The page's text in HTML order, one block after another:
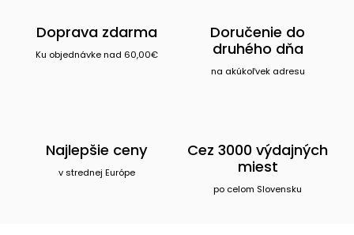
Doprava zdarma
Ku objednávke nad 60,00€
Doručenie do
druhého dňa
na akúkoľvek adresu
Najlepšie ceny
v strednej Európe
Cez 3000 výdajných
miest
po celom Slovensku